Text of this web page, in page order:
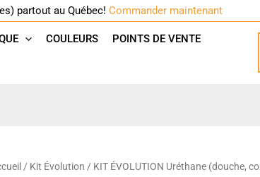
partout au Québec! Commander maintenant
COULEURS POINTS DE VENTE
/ Kit Évolution / KIT ÉVOLUTION Uréthane (douche,